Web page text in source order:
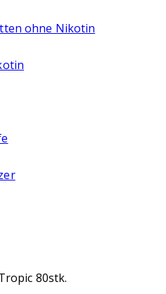
ohne Nikotin
80stk.